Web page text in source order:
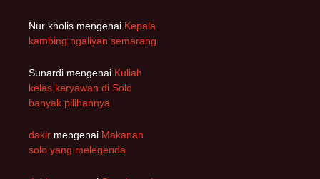
Nur kholis mengenai Kepala
kambing ngaliyan semarang
Sunardi mengenai Kuliah
kelas karyawan di Solo
banyak pilihannya
dakir mengenai Makanan
solo yang melegenda